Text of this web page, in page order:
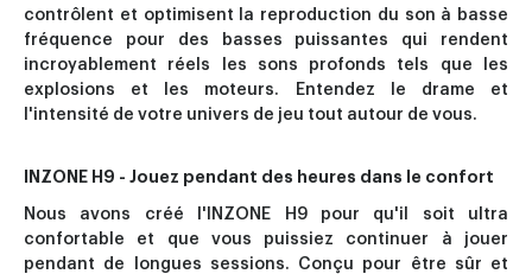
contrôlent et optimisent la reproduction du son à basse
fréquence pour des basses puissantes qui rendent
incroyablement réels les sons profonds tels que les
explosions et les moteurs. Entendez le drame et
l'intensité de votre univers de jeu tout autour de vous.
INZONE H9 - Jouez pendant des heures dans le confort
Nous avons créé l'INZONE H9 pour qu'il soit ultra
confortable et que vous puissiez continuer à jouer
pendant de longues sessions. Conçu pour être sûr et